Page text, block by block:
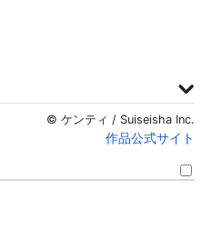
© ケンティ / Suiseisha Inc.
作品公式サイト